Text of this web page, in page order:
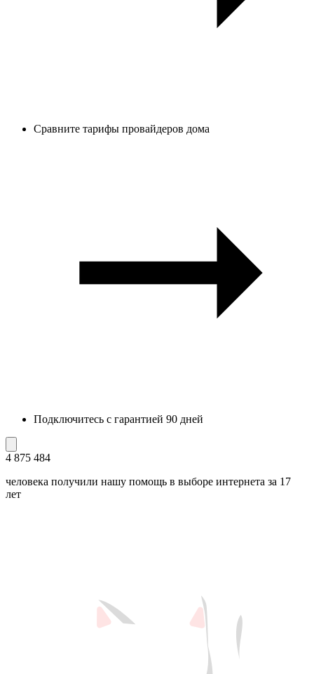
Сравните тарифы провайдеров дома
Подключитесь с гарантией 90 дней
4 875 484
человека получили нашу помощь в выборе интернета за 17
лет